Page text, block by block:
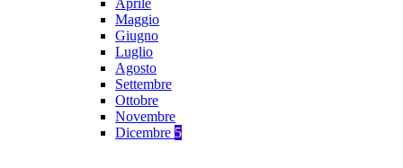
Aprile
Maggio
Giugno
Luglio
Agosto
Settembre
Ottobre
Novembre
Dicembre 5